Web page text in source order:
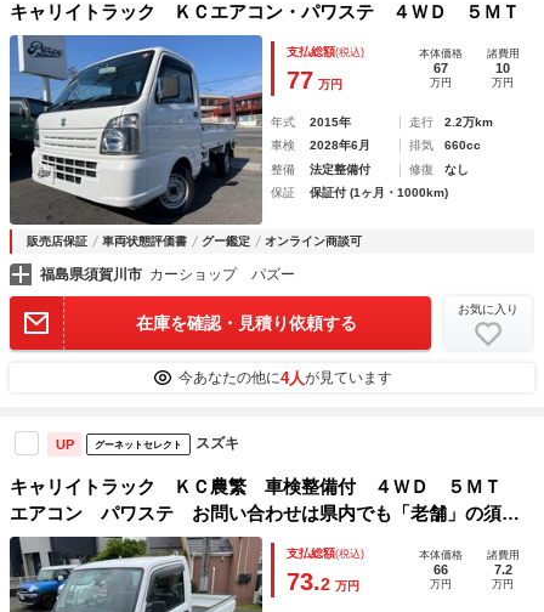
キャリイトラック ＫＣエアコン・パワステ ４ＷＤ ５ＭＴ
支払総額(税込)
77 万円
本体価格
67
万円
諸費用
10
万円
年式 2015年 走行
2.2万km
車検
2028年6月 排気
660cc
整備
法定整備付 修復
なし
保証
保証付 (1ヶ月・1000km)
販売店保証 車両状態評価書 グー鑑定 オンライン商談可
福島県須賀川市 カーショップ パズー
在庫を確認・見積り依頼する
お気に入り
今あなたの他に4人が見ています
UP グーネットセレクト スズキ
キャリイトラック ＫＣ農繁 車検整備付 ４ＷＤ ５ＭＴ
エアコン パワステ お問い合わせは県内でも「老舗」の須賀
川中古車センターへ！スズキ一筋２０年超のベテラン営業が適
切な車種、ご購入方法、メンテプラン、自動車保険をご案内い
たします。福島県外からのお問い合わせはご遠慮下さい。
支払総額(税込)
73.2 万円
本体価格
66
万円
諸費用
7.2
万円